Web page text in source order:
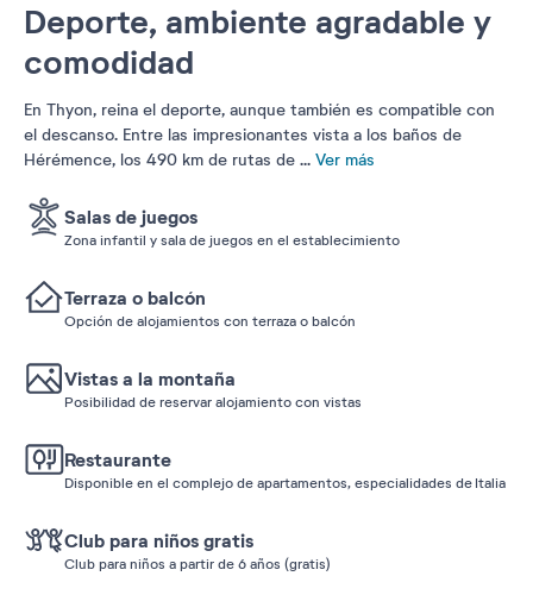
Deporte, ambiente agradable y
comodidad
En Thyon, reina el deporte, aunque también es compatible con
el descanso. Entre las impresionantes vista a los baños de
Hérémence, los 490 km de rutas de ... Ver más
Salas de juegos
Zona infantil y sala de juegos en el establecimiento
Terraza o balcón
Opción de alojamientos con terraza o balcón
Vistas a la montaña
Posibilidad de reservar alojamiento con vistas
Restaurante
Disponible en el complejo de apartamentos, especialidades de Italia
Club para niños gratis
Club para niños a partir de 6 años (gratis)